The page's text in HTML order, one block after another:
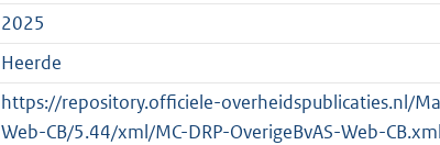
b
b
2025
Heerde
https://repository.officiele-overheidspublicaties.nl/
Web-CB/5.44/xml/MC-DRP-OverigeBvAS-Web-CB.xml